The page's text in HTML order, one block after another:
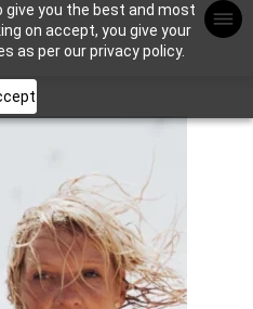
you the best and most
on accept, you give your
as per our privacy policy.